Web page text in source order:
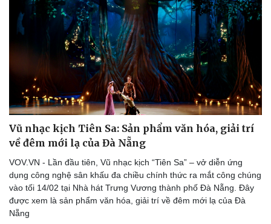
Vũ nhạc kịch Tiên Sa: Sản phẩm văn hóa, giải trí
về đêm mới lạ của Đà Nẵng
VOV.VN - Lần đầu tiên, Vũ nhạc kịch “Tiên Sa” – vở diễn ứng
dụng công nghệ sân khấu đa chiều chính thức ra mắt công chúng
vào tối 14/02 tại Nhà hát Trưng Vương thành phố Đà Nẵng. Đây
được xem là sản phẩm văn hóa, giải trí về đêm mới lạ của Đà
Nẵng